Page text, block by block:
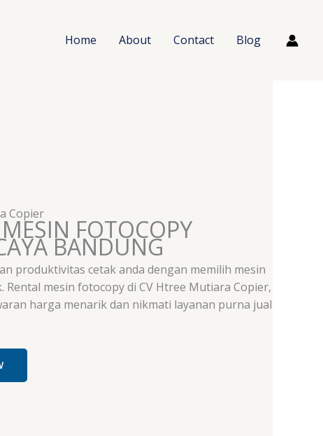
Home About Contact Blog
Copier
FOTOCOPY
BANDUNG
produktivitas cetak anda dengan memilih mesin
Rental mesin fotocopy di CV Htree Mutiara Copier,
harga menarik dan nikmati layanan purna jual